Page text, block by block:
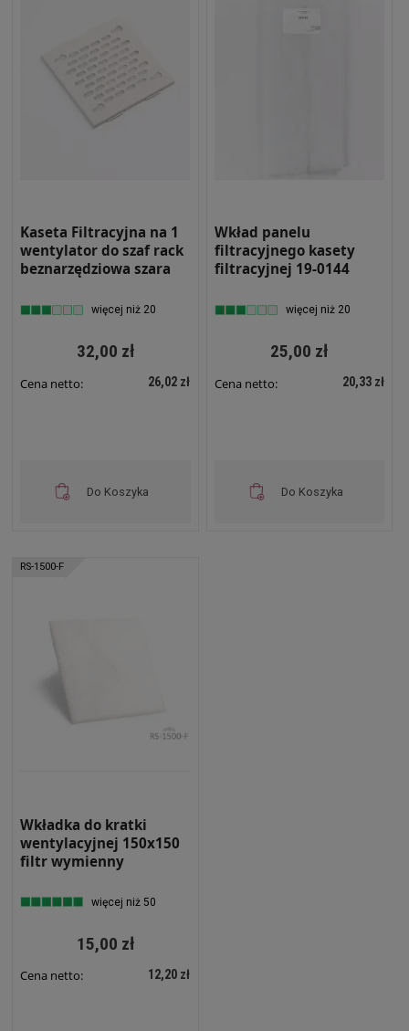
Kaseta Filtracyjna na 1
wentylator do szaf rack
beznarzędziowa szara
więcej niż 20
32,00 zł
Cena netto: 26,02 zł
Do Koszyka
Wkład panelu
filtracyjnego kasety
filtracyjnej 19-0144
więcej niż 20
25,00 zł
Cena netto: 20,33 zł
Do Koszyka
RS-1500-F
Wkładka do kratki
wentylacyjnej 150x150
filtr wymienny
więcej niż 50
15,00 zł
Cena netto: 12,20 zł